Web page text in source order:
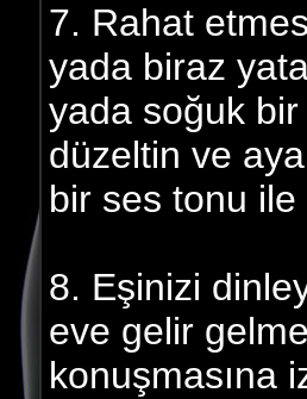
7. Rahat
yada biraz
yada soğuk bir
düzeltin ve
bir ses tonu ile
8. Eşinizi
eve gelir
konuşmasına